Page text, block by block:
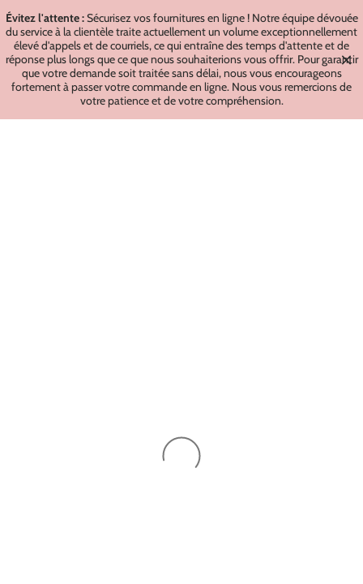
Évitez l'attente :Sécurisez vos fournitures en ligne ! Notre équipe dévouée
du service à la clientèle traite actuellement un volume exceptionnellement
élevé d'appels et de courriels, ce qui entraîne des temps d'attente et de
réponse plus longs que ce que nous souhaiterions vous offrir. Pour garantir
que votre demande soit traitée sans délai, nous vous encourageons
fortement à passer votre commande en ligne. Nous vous remercions de
votre patience et de votre compréhension.